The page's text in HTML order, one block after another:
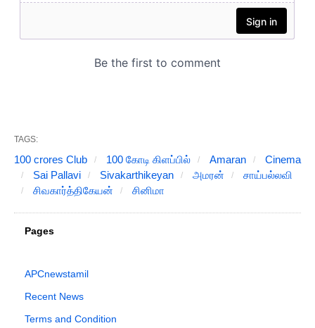
TAGS:
100 crores Club 100 கோடி கிளப்பில் Amaran
Cinema
Sai Pallavi
Sivakarthikeyan அமரன்
சாய்பல்லவி
சிவகார்த்திகேயன்
சினிமா
Pages
APCnewstamil
Recent News
Terms and Condition